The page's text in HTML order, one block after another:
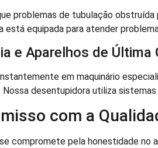
problemas de tubulação
está equipada para atender
e Aparelhos de Última
em maquinário
desentupidora utiliza
com a
compromete pela honestidade